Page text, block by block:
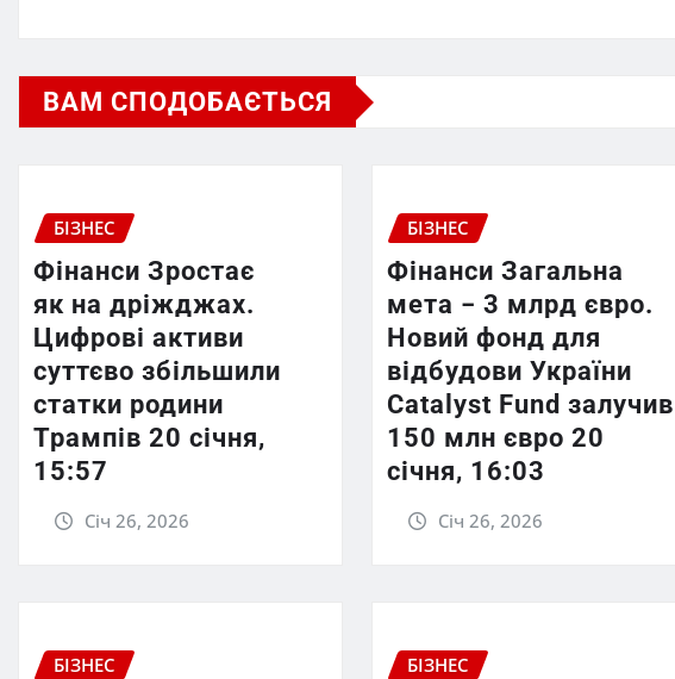
ВАМ СПОДОБАЄТЬСЯ
БІЗНЕС
Фінанси Зростає
як на дріжджах.
Цифрові активи
суттєво збільшили
статки родини
Трампів 20 січня,
15:57
Січ 26, 2026
БІЗНЕС
Фінанси Загальна
мета − 3 млрд євро.
Новий фонд для
відбудови України
Catalyst Fund залучив
150 млн євро 20
січня, 16:03
Січ 26, 2026
БІЗНЕС БІЗНЕС